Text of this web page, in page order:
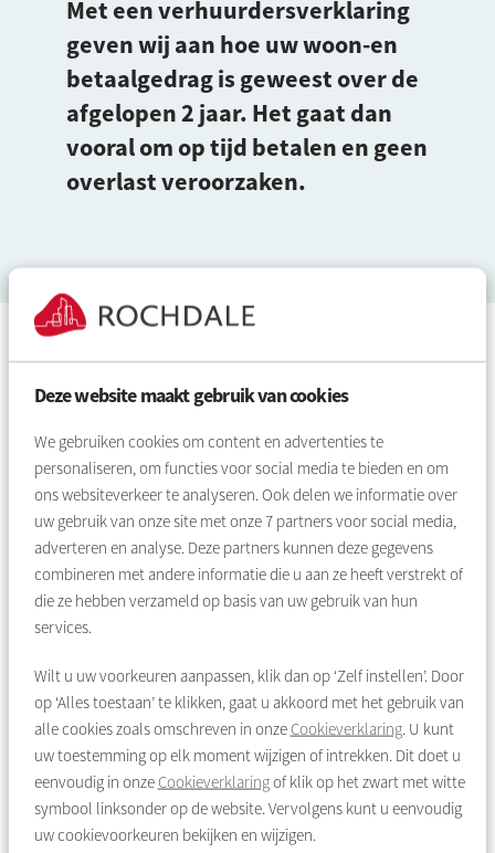
Deze website maakt gebruik van cookies
We gebruiken cookies om content en advertenties te
personaliseren, om functies voor social media te bieden en om
ons websiteverkeer te analyseren. Ook delen we informatie over
uw gebruik van onze site met onze7 partners voor social media,
adverteren en analyse. Deze partners kunnen deze gegevens
combineren met andere informatie die u aan ze heeft verstrekt of
die ze hebben verzameld op basis van uw gebruik van hun
services.
Wilt u uw voorkeuren aanpassen, klik dan op ‘Zelf instellen’. Door
op ‘Alles toestaan’ te klikken, gaat u akkoord met het gebruik van
alle cookies zoals omschreven in onze Cookieverklaring. U kunt
uw toestemming op elk moment wijzigen of intrekken. Dit doet u
eenvoudig in onze Cookieverklaringof klik op het zwart met witte
symbool linksonder op de website. Vervolgens kunt u eenvoudig
uw cookievoorkeuren bekijken en wijzigen.
Met een verhuurdersverklaring
geven wij aan hoe uw woon-en
betaalgedrag is geweest over de
afgelopen 2 jaar. Het gaat dan
vooral om op tijd betalen en geen
overlast veroorzaken.
Hoe ontvang ik mijn
verhuurdersverklaring?
Digitaal
Wij zetten de verhuurdersverklaring klaar in uw postvak
vanMijn Rochdale. U kunt deze dan printen of opslaan en
doorsturen.
Post
Wij sturen uw verhuurdersverklaring naar het bij ons
bekende correspondentieadres. Houd er rekening mee
dat de post even onderweg kan zijn.
Bij onze servicebalie aan het Bos en Lommerplein 303 in
Amsterdam. Wij vragen u dan om een
geldig identiteitsbewijs. U kunt de verhuurdersverklaring
niet laten ophalen door iemand anders. Onze
servicebalie is geopend van 09.00 tot 16.30 uur.
Geef bij uw aanvraag aan hoe u de verhuurdersverklaring wilt